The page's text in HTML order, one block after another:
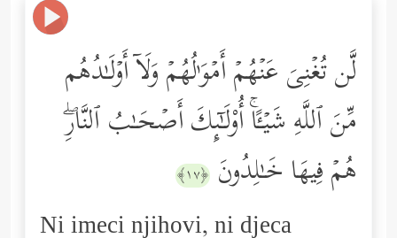
لَّن تُغۡنِیَ عَنۡهُمۡ أَمۡوَ ٰ⁠لُهُمۡ وَلَاۤ أَوۡلَـٰدُهُم
مِّنَ ٱللَّهِ شَیۡـًٔاۚ أُوْلَـٰۤىِٕكَ أَصۡحَـٰبُ ٱلنَّارِۖ
هُمۡ فِیهَا خَـٰلِدُونَ ﴿١٧﴾
Ni imeci njihovi, ni djeca